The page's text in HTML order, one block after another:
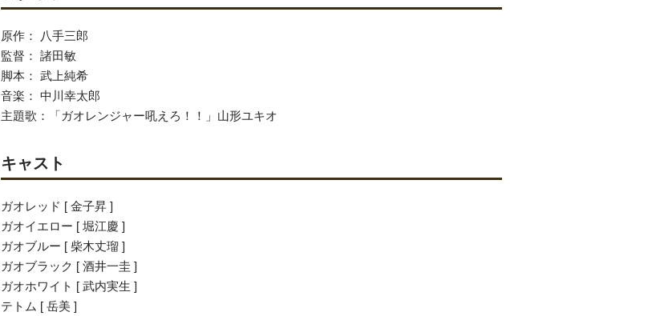
原作： 八手三郎
監督： 諸田敏
脚本： 武上純希
音楽： 中川幸太郎
主題歌：「ガオレンジャー吼えろ！！」山形ユキオ
キャスト
ガオレッド [ 金子昇 ]
ガオイエロー [ 堀江慶 ]
ガオブルー [ 柴木丈瑠 ]
ガオブラック [ 酒井一圭 ]
ガオホワイト [ 武内実生 ]
テトム [ 岳美 ]